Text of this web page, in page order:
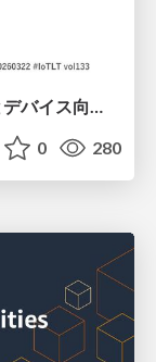
OpenClawハンズオンでのトラブルとデバイス向けなんちゃらクロー #IoTLT vol133
0 280